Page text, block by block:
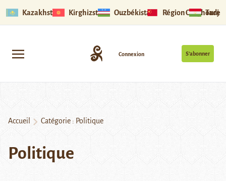
Kazakhstan Kirghizstan Ouzbékistan Région Ouïghoure
S’abonner
Connexion
Accueil Catégorie : Politique
Politique